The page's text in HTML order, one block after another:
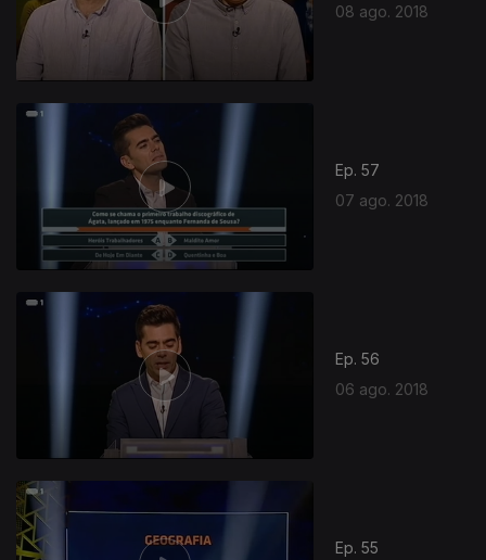
08 ago. 2018
Ep. 57
07 ago. 2018
Ep. 56
06 ago. 2018
Ep. 55